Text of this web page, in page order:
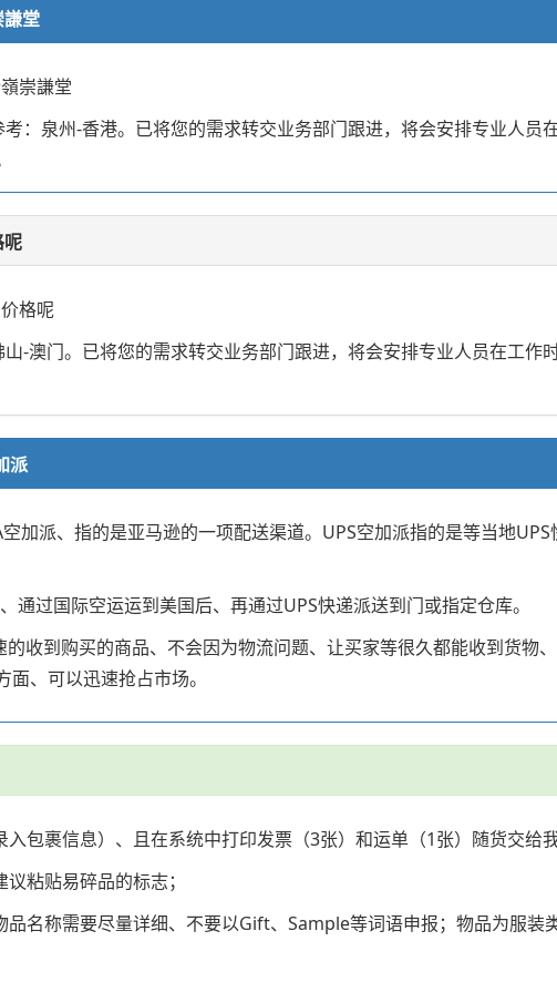
堂
崇謙堂
：泉州-香港。已将您的需求转交业务部门跟进，将会安排专业人
呢
格呢
-澳门。已将您的需求转交业务部门跟进，将会安排专业人员在工
派
加派、指的是亚马逊的一项配送渠道。UPS空加派指的是等当地
通过国际空运运到美国后、再通过UPS快递派送到门或指定仓库。
收到购买的商品、不会因为物流问题、让买家等很久都能收到货
、可以迅速抢占市场。
包裹信息）、且在系统中打印发票（3张）和运单（1张）随货交给我
粘贴易碎品的标志；
名称需要尽量详细、不要以Gift、Sample等词语申报；物品为服